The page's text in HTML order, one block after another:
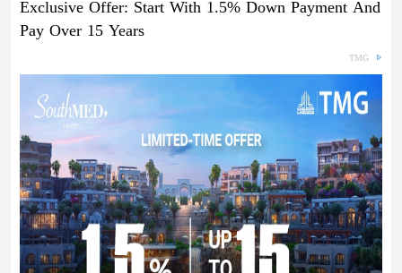
Exclusive Offer: Start With 1.5% Down Payment And
Pay Over 15 Years
TMG